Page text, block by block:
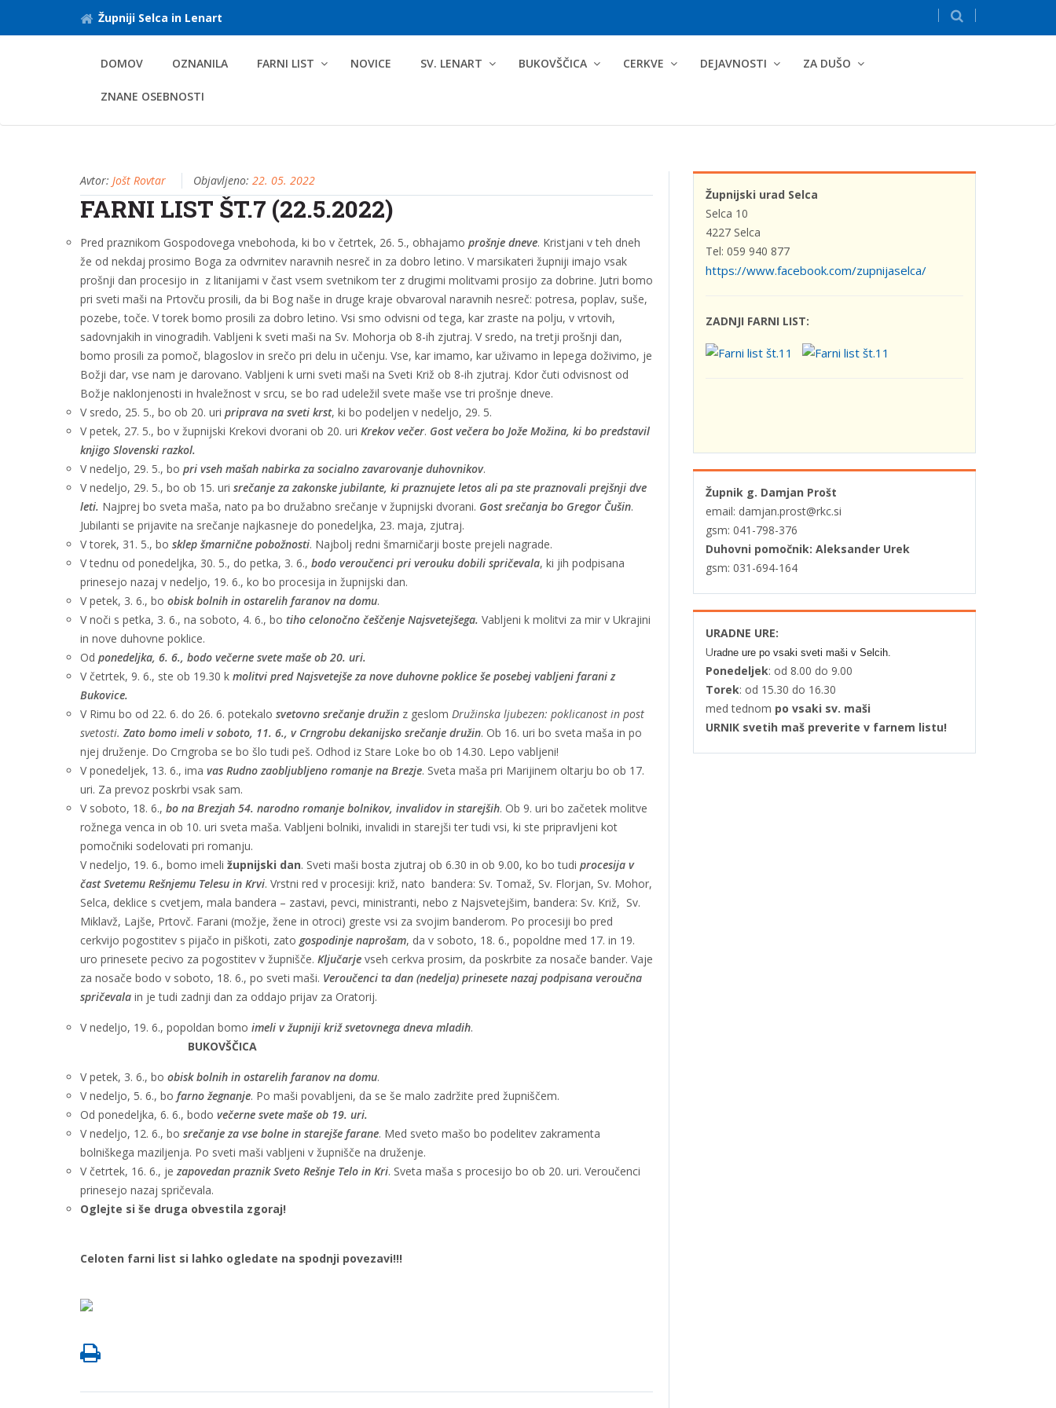
Župniji Selca in Lenart
DOMOV OZNANILA FARNI LIST NOVICE SV. LENART BUKOVŠČICA CERKVE DEJAVNOSTI ZA DUŠO
ZNANE OSEBNOSTI
Avtor: Jošt Rovtar Objavljeno: 22. 05. 2022
FARNI LIST ŠT.7 (22.5.2022)
Pred praznikom Gospodovega vnebohoda, ki bo v četrtek, 26. 5., obhajamo prošnje dneve. Kristjani v teh dneh
že od nekdaj prosimo Boga za odvrnitev naravnih nesreč in za dobro letino. V marsikateri župniji imajo vsak
prošnji dan procesijo in z litanijami v čast vsem svetnikom ter z drugimi molitvami prosijo za dobrine. Jutri bomo
pri sveti maši na Prtovču prosili, da bi Bog naše in druge kraje obvaroval naravnih nesreč: potresa, poplav, suše,
pozebe, toče. V torek bomo prosili za dobro letino. Vsi smo odvisni od tega, kar zraste na polju, v vrtovih,
sadovnjakih in vinogradih. Vabljeni k sveti maši na Sv. Mohorja ob 8-ih zjutraj. V sredo, na tretji prošnji dan,
bomo prosili za pomoč, blagoslov in srečo pri delu in učenju. Vse, kar imamo, kar uživamo in lepega doživimo, je
Božji dar, vse nam je darovano. Vabljeni k urni sveti maši na Sveti Križ ob 8-ih zjutraj. Kdor čuti odvisnost od
Božje naklonjenosti in hvaležnost v srcu, se bo rad udeležil svete maše vse tri prošnje dneve.
V sredo, 25. 5., bo ob 20. uri priprava na sveti krst, ki bo podeljen v nedeljo, 29. 5.
V petek, 27. 5., bo v župnijski Krekovi dvorani ob 20. uri Krekov večer. Gost večera bo Jože Možina, ki bo predstavil
knjigo Slovenski razkol.
V nedeljo, 29. 5., bo pri vseh mašah nabirka za socialno zavarovanje duhovnikov.
V nedeljo, 29. 5., bo ob 15. uri srečanje za zakonske jubilante, ki praznujete letos ali pa ste praznovali prejšnji dve
leti. Najprej bo sveta maša, nato pa bo družabno srečanje v župnijski dvorani. Gost srečanja bo Gregor Čušin.
Jubilanti se prijavite na srečanje najkasneje do ponedeljka, 23. maja, zjutraj.
V torek, 31. 5., bo sklep šmarnične pobožnosti. Najbolj redni šmarničarji boste prejeli nagrade.
V tednu od ponedeljka, 30. 5., do petka, 3. 6., bodo veroučenci pri verouku dobili spričevala, ki jih podpisana
prinesejo nazaj v nedeljo, 19. 6., ko bo procesija in župnijski dan.
V petek, 3. 6., bo obisk bolnih in ostarelih faranov na domu.
V noči s petka, 3. 6., na soboto, 4. 6., bo tiho celonočno češčenje Najsvetejšega. Vabljeni k molitvi za mir v Ukrajini
in nove duhovne poklice.
Od ponedeljka, 6. 6., bodo večerne svete maše ob 20. uri.
V četrtek, 9. 6., ste ob 19.30 k molitvi pred Najsvetejše za nove duhovne poklice še posebej vabljeni farani z
Bukovice.
V Rimu bo od 22. 6. do 26. 6. potekalo svetovno srečanje družin z geslom Družinska ljubezen: poklicanost in post
svetosti. Zato bomo imeli v soboto, 11. 6., v Crngrobu dekanijsko srečanje družin. Ob 16. uri bo sveta maša in po
njej druženje. Do Crngroba se bo šlo tudi peš. Odhod iz Stare Loke bo ob 14.30. Lepo vabljeni!
V ponedeljek, 13. 6., ima vas Rudno zaobljubljeno romanje na Brezje. Sveta maša pri Marijinem oltarju bo ob 17.
uri. Za prevoz poskrbi vsak sam.
V soboto, 18. 6., bo na Brezjah 54. narodno romanje bolnikov, invalidov in starejših. Ob 9. uri bo začetek molitve
rožnega venca in ob 10. uri sveta maša. Vabljeni bolniki, invalidi in starejši ter tudi vsi, ki ste pripravljeni kot
pomočniki sodelovati pri romanju.
V nedeljo, 19. 6., bomo imeli župnijski dan. Sveti maši bosta zjutraj ob 6.30 in ob 9.00, ko bo tudi procesija v
čast Svetemu Rešnjemu Telesu in Krvi. Vrstni red v procesiji: križ, nato bandera: Sv. Tomaž, Sv. Florjan, Sv. Mohor,
Selca, deklice s cvetjem, mala bandera – zastavi, pevci, ministranti, nebo z Najsvetejšim, bandera: Sv. Križ, Sv.
Miklavž, Lajše, Prtovč. Farani (možje, žene in otroci) greste vsi za svojim banderom. Po procesiji bo pred
cerkvijo pogostitev s pijačo in piškoti, zato gospodinje naprošam, da v soboto, 18. 6., popoldne med 17. in 19.
uro prinesete pecivo za pogostitev v župnišče. Ključarje vseh cerkva prosim, da poskrbite za nosače bander. Vaje
za nosače bodo v soboto, 18. 6., po sveti maši. Veroučenci ta dan (nedelja) prinesete nazaj podpisana veroučna
spričevala in je tudi zadnji dan za oddajo prijav za Oratorij.
V nedeljo, 19. 6., popoldan bomo imeli v župniji križ svetovnega dneva mladih.
BUKOVŠČICA
V petek, 3. 6., bo obisk bolnih in ostarelih faranov na domu.
V nedeljo, 5. 6., bo farno žegnanje. Po maši povabljeni, da se še malo zadržite pred župniščem.
Od ponedeljka, 6. 6., bodo večerne svete maše ob 19. uri.
V nedeljo, 12. 6., bo srečanje za vse bolne in starejše farane. Med sveto mašo bo podelitev zakramenta
bolniškega maziljenja. Po sveti maši vabljeni v župnišče na druženje.
V četrtek, 16. 6., jezapovedan praznik Sveto Rešnje Telo in Kri. Sveta maša s procesijo bo ob 20. uri. Veroučenci
prinesejo nazaj spričevala.
Oglejte si še druga obvestila zgoraj!
Celoten farni list si lahko ogledate na spodnji povezavi!!!
Župnijski urad Selca
Selca 10
4227 Selca
Tel: 059 940 877
https://www.facebook.com/zupnijaselca/
ZADNJI FARNI LIST:
Župnik g. Damjan Prošt
email: damjan.prost@rkc.si
gsm: 041-798-376
Duhovni pomočnik: Aleksander Urek
gsm: 031-694-164
URADNE URE:
Uradne ure po vsaki sveti maši v Selcih.
Ponedeljek: od 8.00 do 9.00
Torek: od 15.30 do 16.30
med tednom po vsaki sv. maši
URNIK svetih maš preverite v farnem listu!